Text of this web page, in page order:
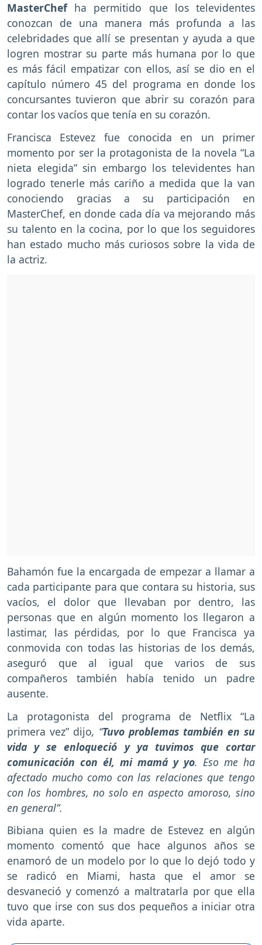
MasterChefha permitido que los televidentes
conozcan de una manera más profunda a las
celebridades que allí se presentan y ayuda a que
logren mostrar su parte más humana por lo que
es más fácil empatizar con ellos, así se dio en el
capítulo número 45 del programa en donde los
concursantes tuvieron que abrir su corazón para
contar los vacíos que tenía en su corazón.
Francisca Estevez fue conocida en un primer
momento por ser la protagonista de la novela “La
nieta elegida” sin embargo los televidentes han
logrado tenerle más cariño a medida que la van
conociendo gracias a su participación en
MasterChef, en donde cada día va mejorando más
su talento en la cocina, por lo que los seguidores
han estado mucho más curiosos sobre la vida de
la actriz.
Bahamón fue la encargada de empezar a llamar a
cada participante para que contara su historia, sus
vacíos, el dolor que llevaban por dentro, las
personas que en algún momento los llegaron a
lastimar, las pérdidas, por lo que Francisca ya
conmovida con todas las historias de los demás,
aseguró que al igual que varios de sus
compañeros también había tenido un padre
ausente.
La protagonista del programa de Netflix “La
primera vez” dijo, “Tuvo problemas también en su
vida y se enloqueció y ya tuvimos que cortar
comunicación con él, mi mamá y yo. Eso me ha
afectado mucho como con las relaciones que tengo
con los hombres, no solo en aspecto amoroso, sino
en general”.
Bibiana quien es la madre de Estevez en algún
momento comentó que hace algunos años se
enamoró de un modelo por lo que lo dejó todo y
se radicó en Miami, hasta que el amor se
desvaneció y comenzó a maltratarla por que ella
tuvo que irse con sus dos pequeños a iniciar otra
vida aparte.